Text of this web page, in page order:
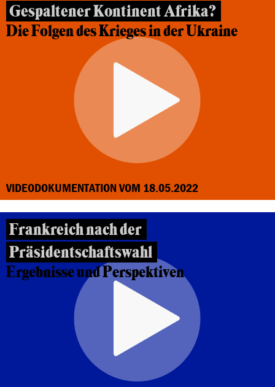
Gespaltener Kontinent Afrika?
Die Folgen des Krieges in der Ukraine
VIDEODOKUMENTATION VOM 18.05.2022
Frankreich nach der
Präsidentschaftswahl
Ergebnisse und Perspektiven